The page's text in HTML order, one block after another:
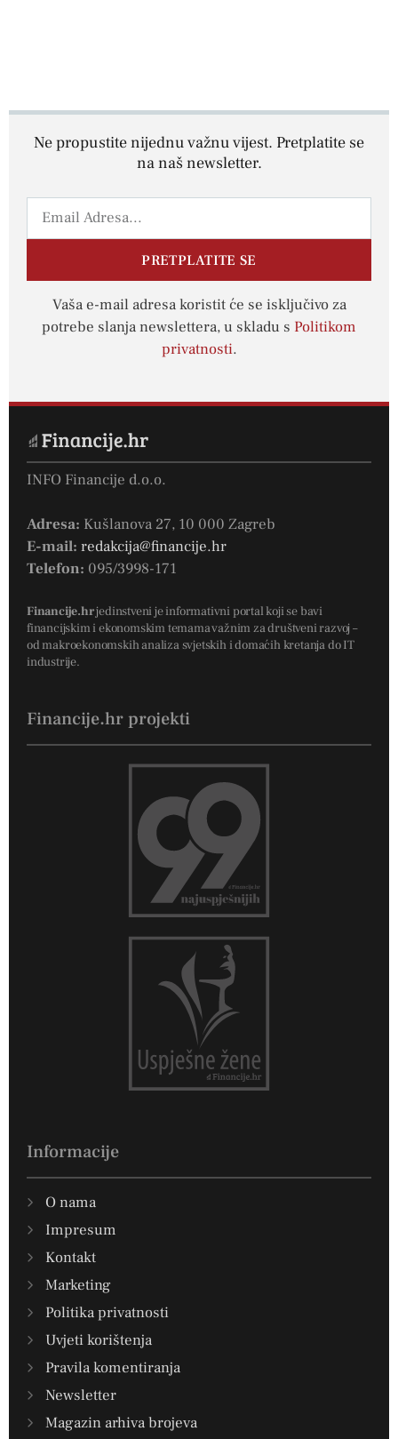
Ne propustite nijednu važnu vijest. Pretplatite se
na naš newsletter.
PRETPLATITE SE
Vaša e-mail adresa koristit će se isključivo za
potrebe slanja newslettera, u skladu s Politikom
privatnosti.
INFO Financije d.o.o.
Adresa: Kušlanova 27, 10 000 Zagreb
E-mail: redakcija@financije.hr
Telefon: 095/3998-171
Financije.hrjedinstveni je informativni portal koji se bavi
financijskim i ekonomskim temama važnim za društveni razvoj –
od makroekonomskih analiza svjetskih i domaćih kretanja do IT
industrije.
Financije.hr projekti
Informacije
O nama
Impresum
Kontakt
Marketing
Politika privatnosti
Uvjeti korištenja
Pravila komentiranja
Newsletter
Magazin arhiva brojeva